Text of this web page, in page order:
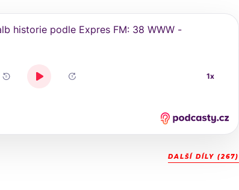
DALŠÍ DÍLY (267)